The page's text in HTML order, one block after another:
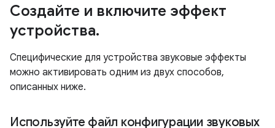
Создайте и включите эффект
устройства.
Специфические для устройства звуковые эффекты
можно активировать одним из двух способов,
описанных ниже.
Используйте файл конфигурации звуковых